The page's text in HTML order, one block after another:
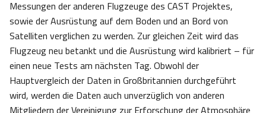
Messungen der anderen Flugzeuge des CAST Projektes,
sowie der Ausrüstung auf dem Boden und an Bord von
Satelliten verglichen zu werden. Zur gleichen Zeit wird das
Flugzeug neu betankt und die Ausrüstung wird kalibriert – für
einen neue Tests am nächsten Tag. Obwohl der
Hauptvergleich der Daten in Großbritannien durchgeführt
wird, werden die Daten auch unverzüglich von anderen
Mitgliedern der Vereinigung zur Erforschung der Atmosphäre